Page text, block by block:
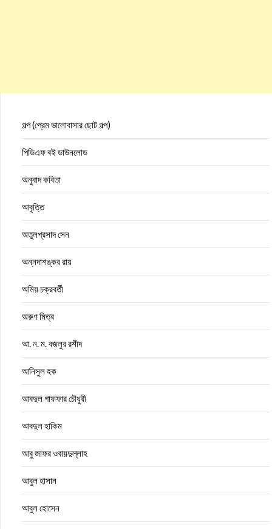
গল্প (প্রেম ভালোবাসার ছোট গল্প)
পিডিএফ বই ডাউনলোড
অনুবাদ কবিতা
আবৃত্তি
অতুলপ্রসাদ সেন
অন্নদাশঙ্কর রায়
অমিয় চক্রবর্তী
অরুণ মিত্র
আ. ন. ম. বজলুর রশীদ
আনিসুল হক
আবদুল গাফফার চৌধুরী
আবদুল হাকিম
আবু জাফর ওবায়দুল্লাহ
আবুল হাসান
আবুল হোসেন